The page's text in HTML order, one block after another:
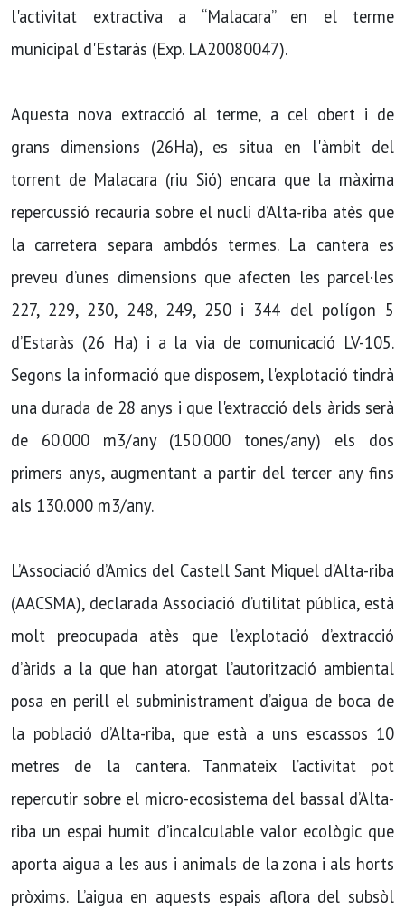
l'activitat extractiva a “Malacara” en el terme
municipal d'Estaràs (Exp. LA20080047).
Aquesta nova extracció al terme, a cel obert i de
grans dimensions (26Ha), es situa en l'àmbit del
torrent de Malacara (riu Sió) encara que la màxima
repercussió recauria sobre el nucli d’Alta-riba atès que
la carretera separa ambdós termes. La cantera es
preveu d’unes dimensions que afecten les parcel·les
227, 229, 230, 248, 249, 250 i 344 del polígon 5
d’Estaràs (26 Ha) i a la via de comunicació LV-105.
Segons la informació que disposem, l'explotació tindrà
una durada de 28 anys i que l'extracció dels àrids serà
de 60.000 m3/any (150.000 tones/any) els dos
primers anys, augmentant a partir del tercer any fins
als 130.000 m3/any.
L’Associació d’Amics del Castell Sant Miquel d’Alta-riba
(AACSMA), declarada Associació d’utilitat pública, està
molt preocupada atès que l’explotació d’extracció
d’àrids a la que han atorgat l’autorització ambiental
posa en perill el subministrament d’aigua de boca de
la població d’Alta-riba, que està a uns escassos 10
metres de la cantera. Tanmateix l’activitat pot
repercutir sobre el micro-ecosistema del bassal d’Alta-
riba un espai humit d’incalculable valor ecològic que
aporta aigua a les aus i animals de la zona i als horts
pròxims. L’aigua en aquests espais aflora del subsòl